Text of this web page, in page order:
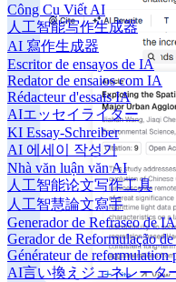
Công Cụ Viết AI
人工智能写作生成器
AI 寫作生成器
Escritor de ensayos de IA
Redator de ensaios com IA
Rédacteur d'essais IA
AIエッセイライター
KI Essay-Schreiber
AI 에세이 작성기
Nhà văn luận văn AI
人工智能论文写作工具
人工智慧論文寫手
Generador de Refraseo de IA
Gerador de Reformulação
Générateur de reformulation
AI言い換えジェネレータ